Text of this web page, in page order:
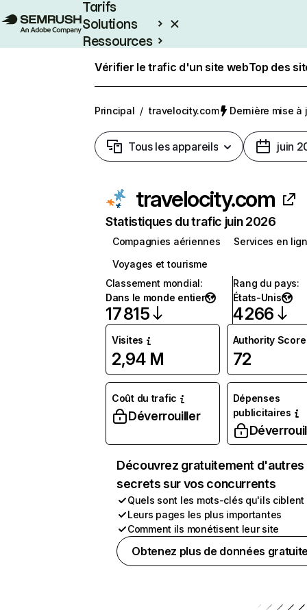
Tarifs
Solutions
Ressources
Vérifier le trafic d'un site webTop des
Principal / travelocity.com Dernière mise à
Tous les appareils juin
travelocity.com
Statistiques du trafic juin 2026
Compagnies aériennes
Services en
Voyages et tourisme
Classement mondial:
Dans le monde entier
17 815
Rang du pays:
États-Unis
4 266
Visites
2,94 M
Authority Score
72
Coût du trafic
Déverrouiller
Dépenses
publicitaires
Découvrez gratuitement d'autres
secrets sur vos concurrents
Quels sont les mots-clés qu'ils ciblent
Leurs pages les plus importantes
Comment ils monétisent leur site
Obtenez plus de données